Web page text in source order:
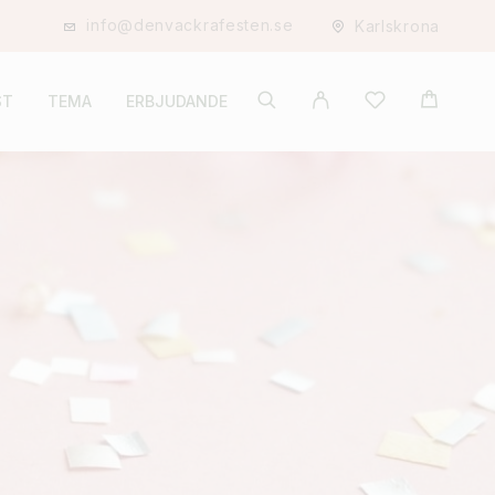
info@denvackrafesten.se Karlskrona
TEMA ERBJUDANDE